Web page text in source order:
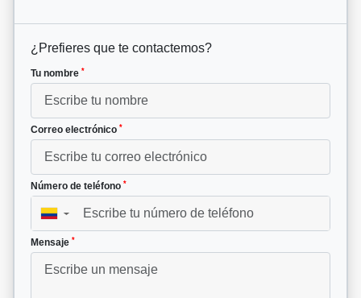
¿Prefieres que te contactemos?
Tu nombre *
Correo electrónico *
Número de teléfono *
▼
Mensaje *